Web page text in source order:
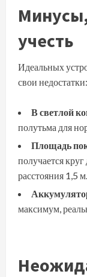
учесть
Идеальных
свои недостатки:
В светлой
полутьма для
Площадь
получается
расстояния 1,5 м.
максимум,